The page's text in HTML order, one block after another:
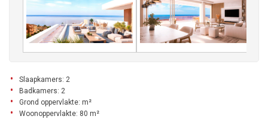
Slaapkamers: 2
Badkamers: 2
Grond oppervlakte: m²
Woonoppervlakte: 80 m²